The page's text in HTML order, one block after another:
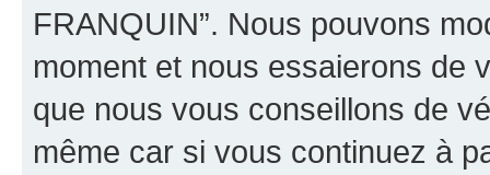
FRANQUIN”. Nous pouvons
moment et nous essaierons de
que nous vous conseillons de
même car si vous continuez à